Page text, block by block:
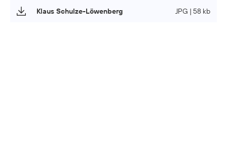
Klaus Schulze-Löwenberg JPG | 58 kb